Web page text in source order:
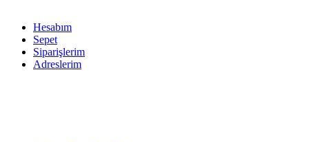
Hesabım
Sepet
Siparişlerim
Adreslerim